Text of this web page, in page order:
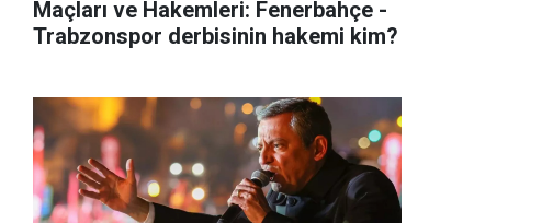
Maçları ve Hakemleri: Fenerbahçe -
Trabzonspor derbisinin hakemi kim?